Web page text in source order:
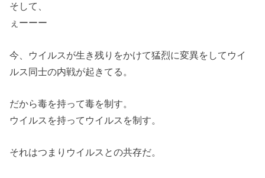
そして、
ぇーーー
今、ウイルスが生き残りをかけて猛烈に変異をしてウイ
ルス同士の内戦が起きてる。
だから毒を持って毒を制す。
ウイルスを持ってウイルスを制す。
それはつまりウイルスとの共存だ。